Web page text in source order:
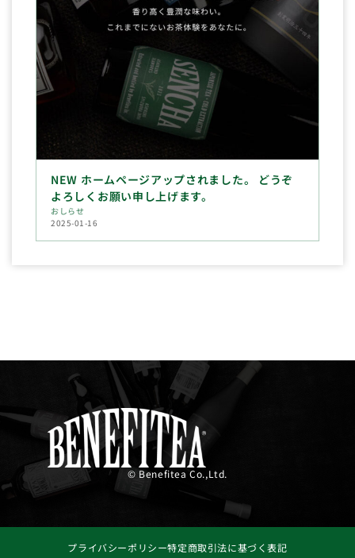
NEW ホームページアップされました。 どうぞ
よろしくお願い申し上げます。
おしらせ
2025-01-16
© Benefitea Co.,Ltd.
プライバシーポリシー特定商取引法に基づく表記